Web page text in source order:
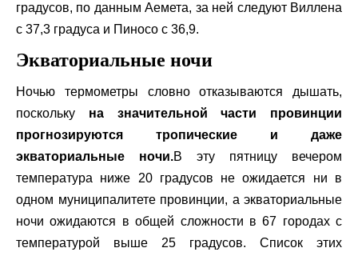
градусов, по данным Аемета, за ней следуют Виллена
с 37,3 градуса и Пиносо с 36,9.
Экваториальные ночи
Ночью термометры словно отказываются дышать,
поскольку на значительной части провинции
прогнозируются тропические и даже
экваториальные ночи.В эту пятницу вечером
температура ниже 20 градусов не ожидается ни в
одном муниципалитете провинции, а экваториальные
ночи ожидаются в общей сложности в 67 городах с
температурой выше 25 градусов. Список этих